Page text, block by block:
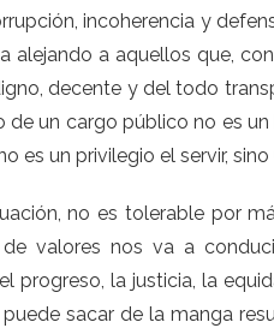
incoherencia y
alejando a aquellos que,
decente y del todo
de un cargo público no es
es un privilegio el servir,
no es tolerable por
de valores nos va a
progreso, la justicia, la
sacar de la manga